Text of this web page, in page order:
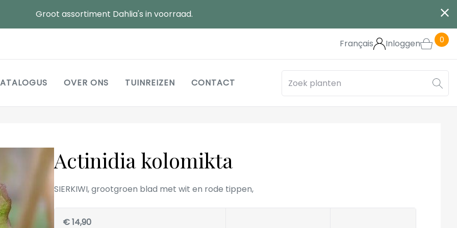
Groot assortiment Dahlia's in voorraad.
Français Inloggen 0
Main
OVER ONS TUINREIZEN CONTACT
Actinidia kolomikta
SIERKIWI, grootgroen blad met wit en rode tippen,
€ 14,90